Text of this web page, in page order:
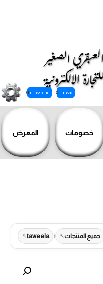
خصومات المعرض
معجب 0 غير معجب 0
جميع المنتجات ›
taweela